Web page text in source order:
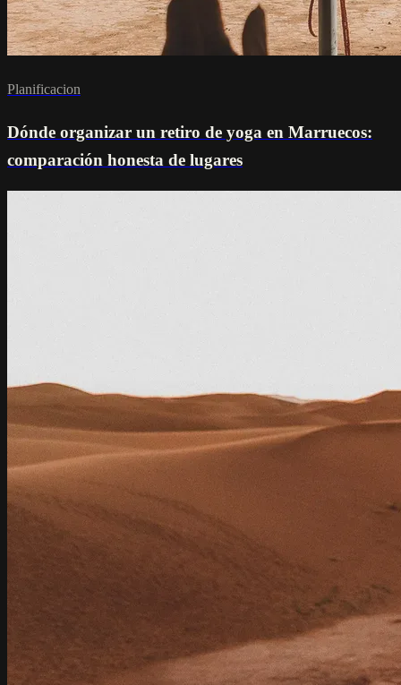
Planificacion
Dónde organizar un retiro de yoga en Marruecos:
comparación honesta de lugares